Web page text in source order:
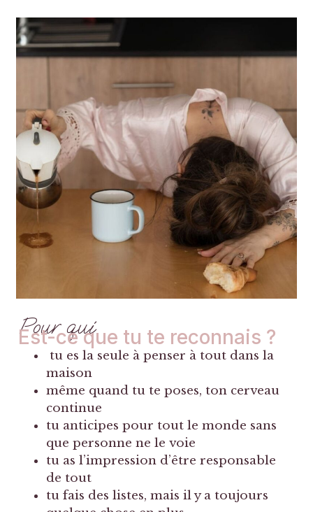
Pour qui
Est-ce que tu te reconnais ?
tu es la seule à penser à tout dans la
maison
même quand tu te poses, ton cerveau
continue
tu anticipes pour tout le monde sans
que personne ne le voie
tu as l’impression d’être responsable
de tout
tu fais des listes, mais il y a toujours